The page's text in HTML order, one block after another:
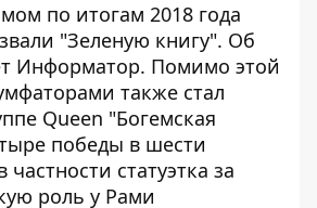
по итогам 2018 года
"Зеленую книгу". Об
Информатор. Помимо этой
также стал
Queen "Богемская
победы в шести
статуэтка за
роль у Рами